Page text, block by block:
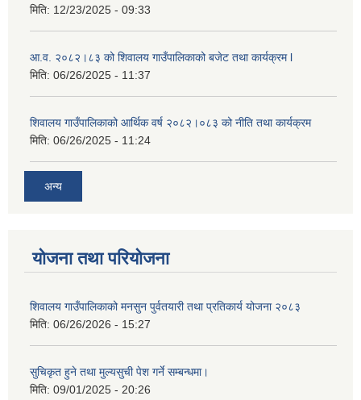
मिति: 12/23/2025 - 09:33
आ.व. २०८२।८३ को शिवालय गाउँपालिकाको बजेट तथा कार्यक्रम l
मिति: 06/26/2025 - 11:37
शिवालय गाउँपालिकाको आर्थिक वर्ष २०८२।०८३ को नीति तथा कार्यक्रम
मिति: 06/26/2025 - 11:24
अन्य
योजना तथा परियोजना
शिवालय गाउँपालिकाको मनसुन पुर्वतयारी तथा प्रतिकार्य योजना २०८३
मिति: 06/26/2026 - 15:27
सुचिकृत हुने तथा मुल्यसुची पेश गर्ने सम्बन्धमा।
मिति: 09/01/2025 - 20:26